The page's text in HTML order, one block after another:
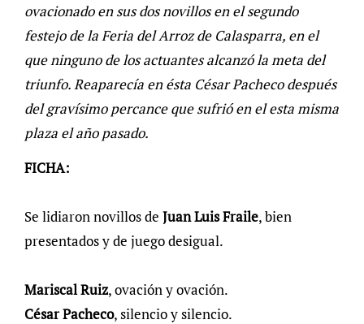
ovacionado en sus dos novillos en el segundo
festejo de la Feria del Arroz de Calasparra, en el
que ninguno de los actuantes alcanzó la meta del
triunfo. Reaparecía en ésta César Pacheco después
del gravísimo percance que sufrió en el esta misma
plaza el año pasado.
FICHA:
Se lidiaron novillos de Juan Luis Fraile, bien
presentados y de juego desigual.
Mariscal Ruiz, ovación y ovación.
César Pacheco, silencio y silencio.